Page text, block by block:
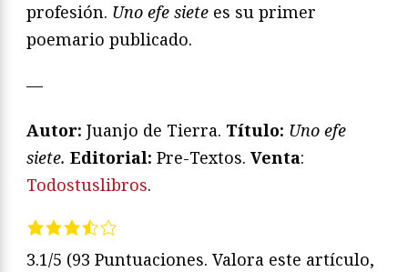
profesión. Uno efe siete es su primer
poemario publicado.
—
Autor: Juanjo de Tierra. Título: Uno efe
siete. Editorial: Pre-Textos. Venta:
Todostuslibros.
3.1/5 (93 Puntuaciones. Valora este artículo,